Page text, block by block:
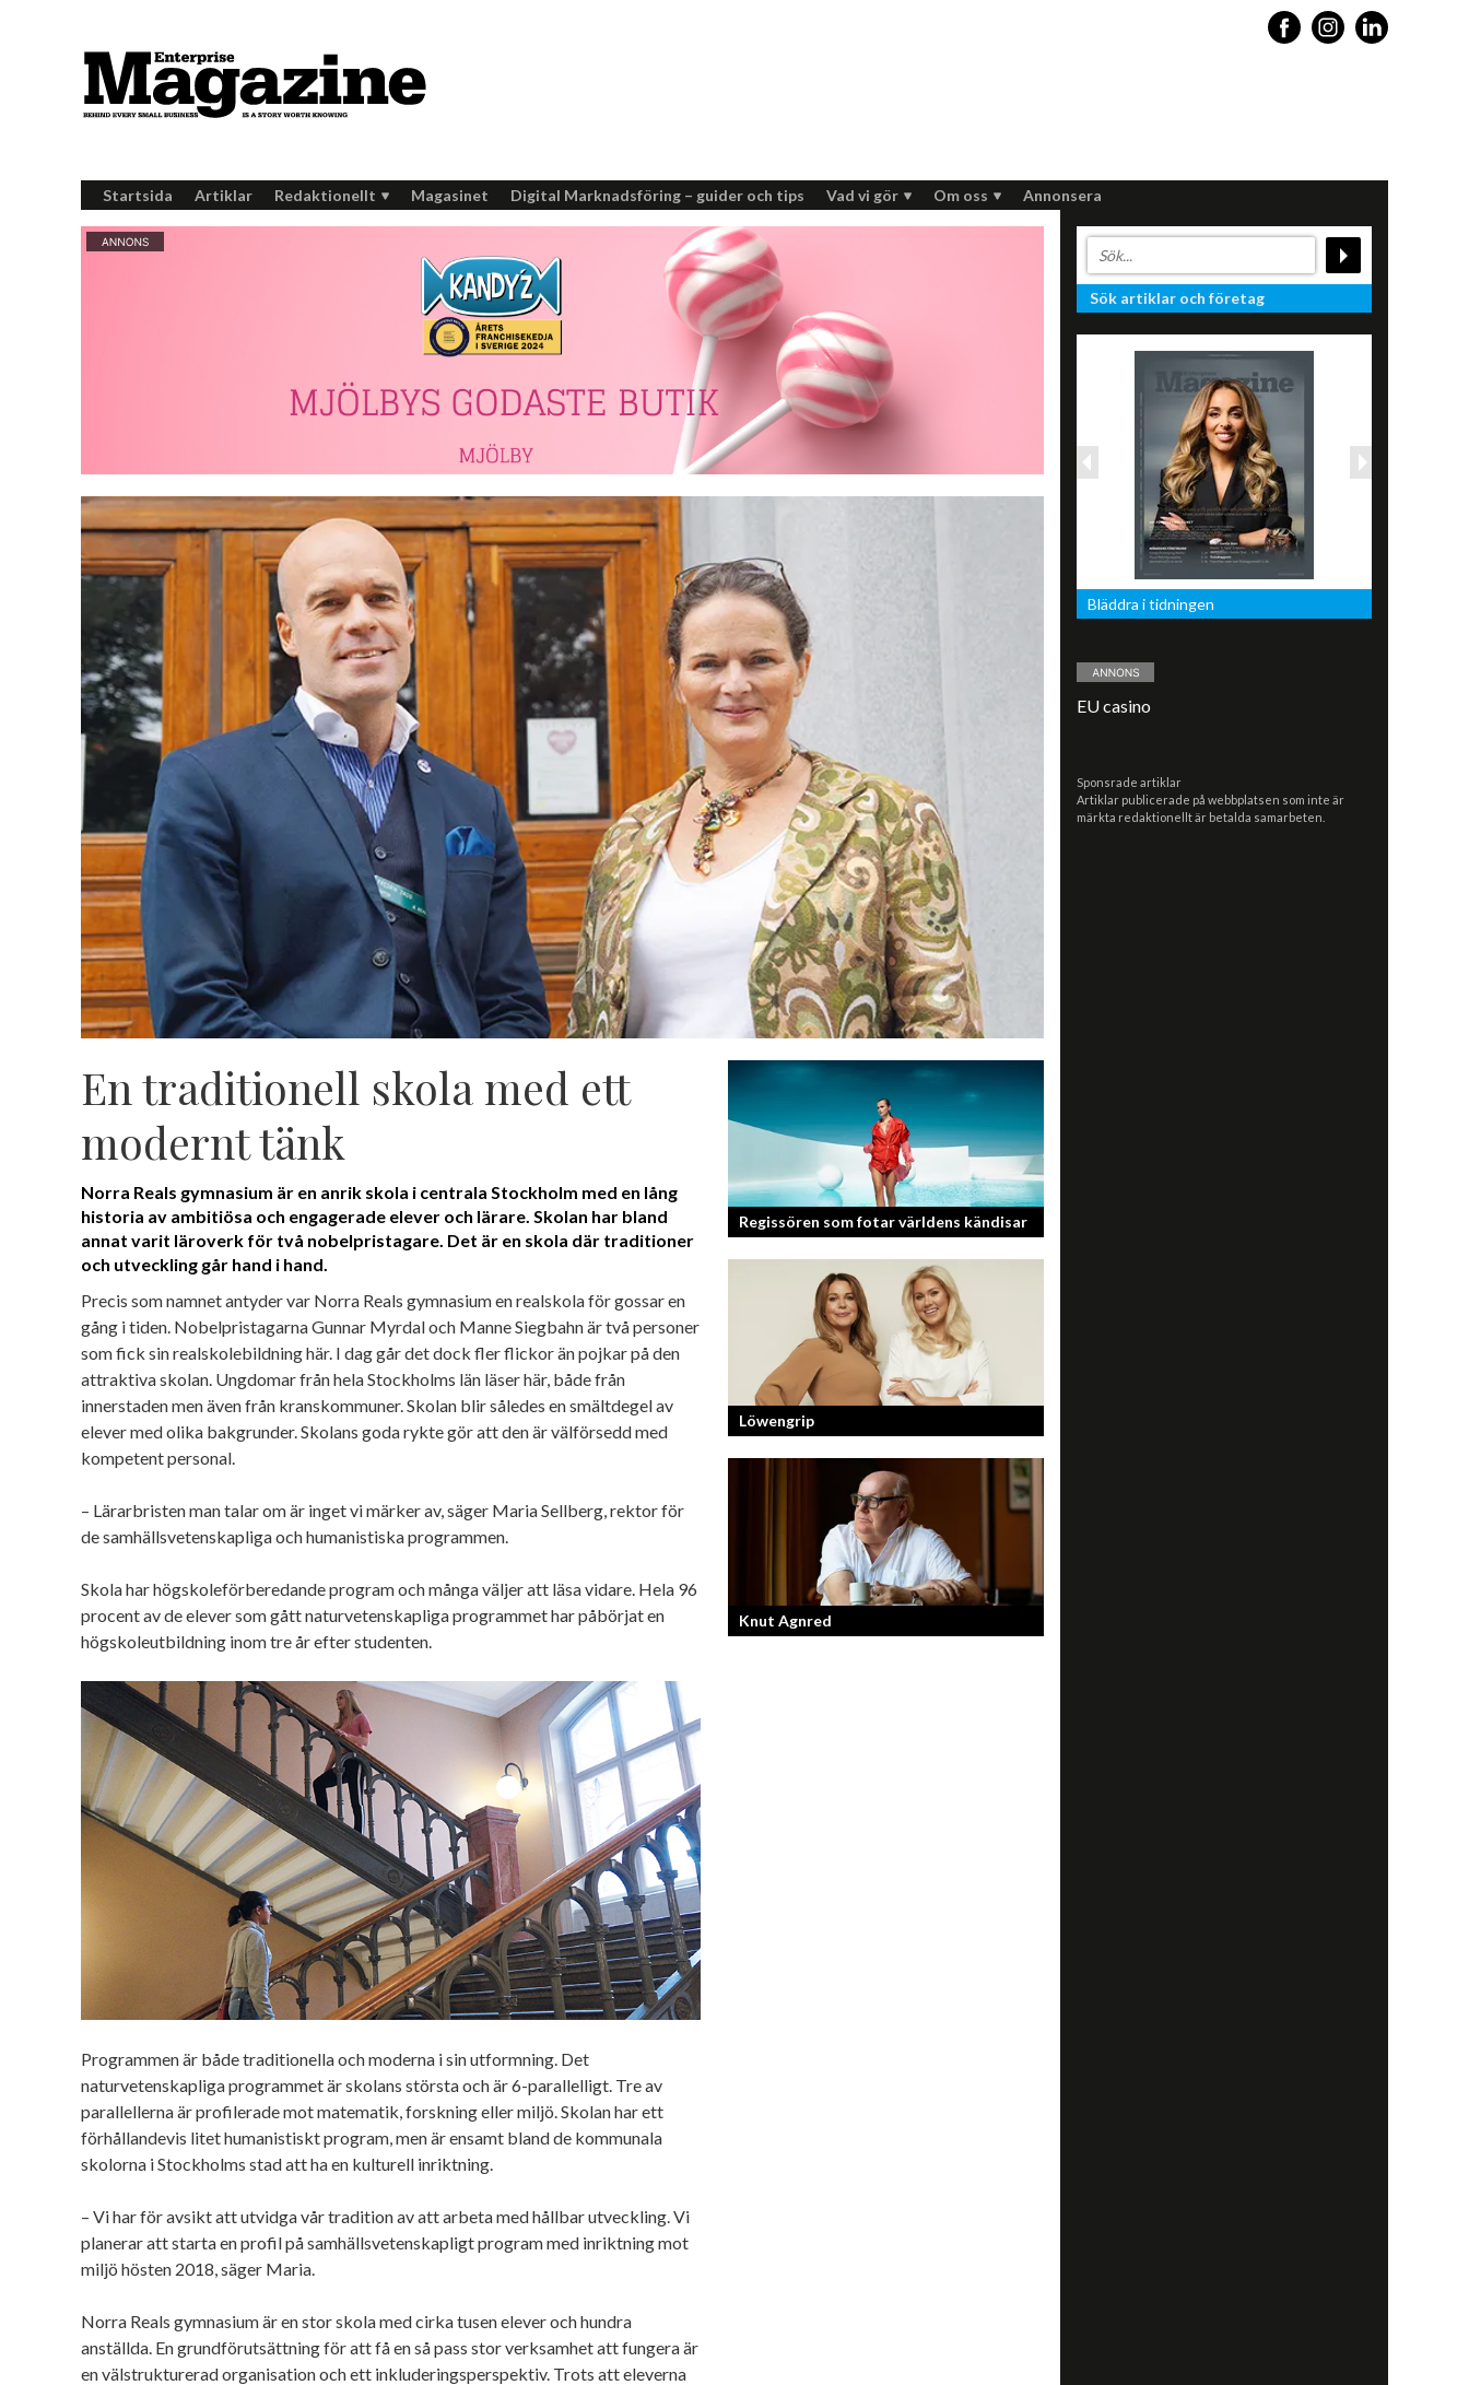
Startsida Artiklar Redaktionellt Magasinet Digital Marknadsföring – guider och tips Vad vi gör Om oss Annonsera
En traditionell skola med ett
modernt tänk
Norra Reals gymnasium är en anrik skola i centrala Stockholm med en lång
historia av ambitiösa och engagerade elever och lärare. Skolan har bland
annat varit läroverk för två nobelpristagare. Det är en skola där traditioner
och utveckling går hand i hand.
Precis som namnet antyder var Norra Reals gymnasium en realskola för gossar en
gång i tiden. Nobelpristagarna Gunnar Myrdal och Manne Siegbahn är två personer
som fick sin realskolebildning här. I dag går det dock fler flickor än pojkar på den
attraktiva skolan. Ungdomar från hela Stockholms län läser här, både från
innerstaden men även från kranskommuner. Skolan blir således en smältdegel av
elever med olika bakgrunder. Skolans goda rykte gör att den är välförsedd med
kompetent personal.
– Lärarbristen man talar om är inget vi märker av, säger Maria Sellberg, rektor för
de samhällsvetenskapliga och humanistiska programmen.
Skola har högskoleförberedande program och många väljer att läsa vidare. Hela 96
procent av de elever som gått naturvetenskapliga programmet har påbörjat en
högskoleutbildning inom tre år efter studenten.
Programmen är både traditionella och moderna i sin utformning. Det
naturvetenskapliga programmet är skolans största och är 6-parallelligt. Tre av
parallellerna är profilerade mot matematik, forskning eller miljö. Skolan har ett
förhållandevis litet humanistiskt program, men är ensamt bland de kommunala
skolorna i Stockholms stad att ha en kulturell inriktning.
– Vi har för avsikt att utvidga vår tradition av att arbeta med hållbar utveckling. Vi
planerar att starta en profil på samhällsvetenskapligt program med inriktning mot
miljö hösten 2018, säger Maria.
Norra Reals gymnasium är en stor skola med cirka tusen elever och hundra
anställda. En grundförutsättning för att få en så pass stor verksamhet att fungera är
en välstrukturerad organisation och ett inkluderingsperspektiv. Trots att eleverna
Regissören som fotar världens kändisar
Fotografen och regissören Peter Svenson har
en lång meritlista och är ett sant bevis på att
om man tror på sig själv och...
Löwengrip
Från bloggare till influencer och
superentreprenör. En resa som fostrat en
kvinnlig entreprenör med en enormt stark
Knut Agnred
Sök artiklar och företag
Bläddra i tidningen
EU casino
Sponsrade artiklar
Artiklar publicerade på webbplatsen som inte är
märkta redaktionellt är betalda samarbeten.